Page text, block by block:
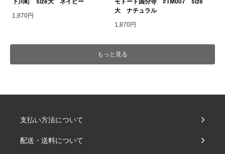
下川町 size大 ネイビー
1,870円
モトート国分寺 #TM007 size
大 ナチュラル
1,870円
もっと見る
支払い方法について
配送・送料について